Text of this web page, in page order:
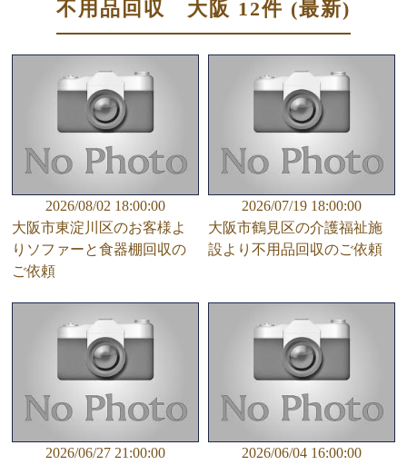
不用品回収 大阪 12件 (最新)
2026/08/02 18:00:00
大阪市東淀川区のお客様よ
りソファーと食器棚回収の
ご依頼
2026/07/19 18:00:00
大阪市鶴見区の介護福祉施
設より不用品回収のご依頼
2026/06/27 21:00:00
2026/06/04 16:00:00